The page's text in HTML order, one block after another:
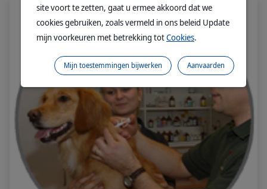
site voort te zetten, gaat u ermee akkoord dat we
cookies gebruiken, zoals vermeld in ons beleid Update
mijn voorkeuren met betrekking totCookies.
Aanvaarden
Mijn toestemmingen bijwerken